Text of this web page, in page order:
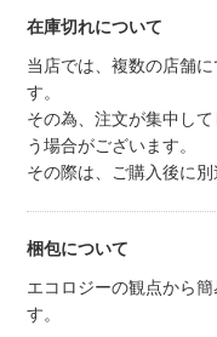
在庫切れについて
当店では、複数の店舗
す。
その為、注文が集中し
う場合がございます。
その際は、ご購入後に別
梱包について
エコロジーの観点から
す。